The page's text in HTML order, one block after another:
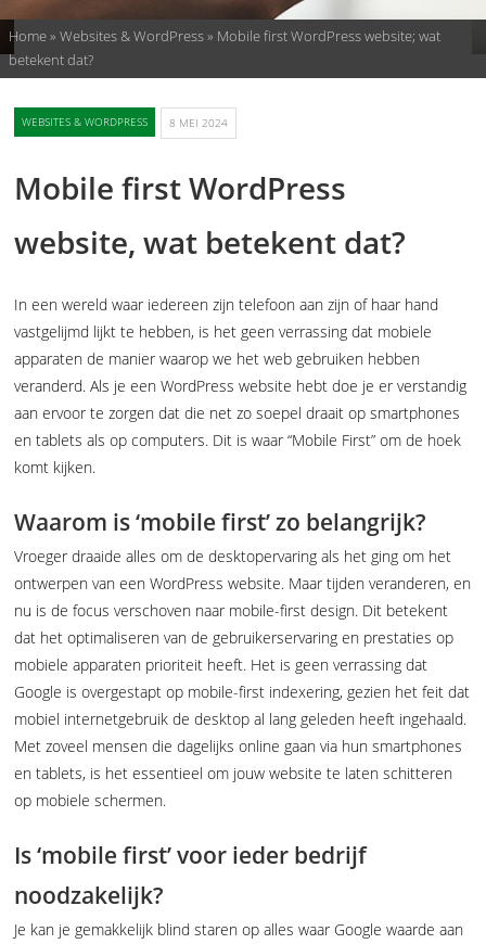
Home» Websites & WordPress» Mobile first WordPress website; wat
betekent dat?
WEBSITES & WORDPRESS 8 MEI 2024
Mobile first WordPress
website, wat betekent dat?
In een wereld waar iedereen zijn telefoon aan zijn of haar hand
vastgelijmd lijkt te hebben, is het geen verrassing dat mobiele
apparaten de manier waarop we het web gebruiken hebben
veranderd. Als je een WordPress website hebt doe je er verstandig
aan ervoor te zorgen dat die net zo soepel draait op smartphones
en tablets als op computers. Dit is waar “Mobile First” om de hoek
komt kijken.
Waarom is ‘mobile first’ zo belangrijk?
Vroeger draaide alles om de desktopervaring als het ging om het
ontwerpen van een WordPress website. Maar tijden veranderen, en
nu is de focus verschoven naar mobile-first design. Dit betekent
dat het optimaliseren van de gebruikerservaring en prestaties op
mobiele apparaten prioriteit heeft. Het is geen verrassing dat
Google is overgestapt op mobile-first indexering, gezien het feit dat
mobiel internetgebruik de desktop al lang geleden heeft ingehaald.
Met zoveel mensen die dagelijks online gaan via hun smartphones
en tablets, is het essentieel om jouw website te laten schitteren
op mobiele schermen.
Is ‘mobile first’ voor ieder bedrijf
noodzakelijk?
Je kan je gemakkelijk blind staren op alles waar Google waarde aan